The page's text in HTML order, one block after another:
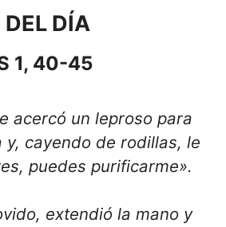
DEL DÍA
1, 40-45
acercó un leproso para
y, cayendo de rodillas, le
puedes purificarme».
extendió la mano y